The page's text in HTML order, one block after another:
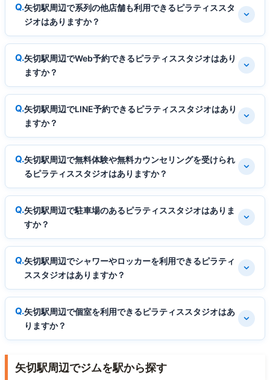
矢切駅周辺で系列の他店舗も利用できるピラティススタ
ジオはありますか？
矢切駅周辺でWeb予約できるピラティススタジオはあり
ますか？
矢切駅周辺でLINE予約できるピラティススタジオはあり
ますか？
矢切駅周辺で無料体験や無料カウンセリングを受けられ
るピラティススタジオはありますか？
矢切駅周辺で駐車場のあるピラティススタジオはありま
すか？
矢切駅周辺でシャワーやロッカーを利用できるピラティ
ススタジオはありますか？
矢切駅周辺で個室を利用できるピラティススタジオはあ
りますか？
矢切駅周辺でジムを駅から探す